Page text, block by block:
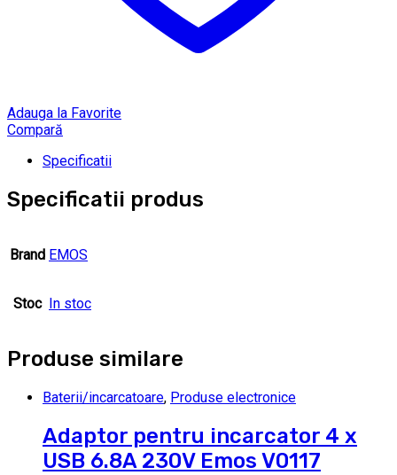
Adauga la Favorite
Compară
Specificatii
Specificatii produs
Brand EMOS
Stoc In stoc
Produse similare
Baterii/incarcatoare, Produse electronice
Adaptor pentru incarcator 4 x
USB 6.8A 230V Emos V0117